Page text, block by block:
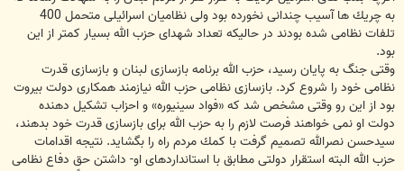
به چریك ها آسیب چندانی نخورده بود ولی نظامیان اسرائیلی متحمل 400
تلفات نظامی شده بودند در حالیكه تعداد شهدای حزب الله بسیار كمتر از این
بود.
وقتی جنگ به پایان رسید، حزب الله برنامه بازسازی لبنان و بازسازی قدرت
نظامی خود را شروع كرد. بازسازی نظامی حزب الله نیازمند همكاری دولت بیروت
بود از این رو وقتی مشخص شد كه «فواد سینیوره» و احزاب تشكیل دهنده
دولت او نمی خواهند فرصت لازم را به حزب الله برای بازسازی قدرت خود بدهند،
سیدحسن نصرالله تصمیم گرفت با كمك مردم راه را بگشاید. نتیجه اقدامات
حزب الله البته استقرار دولتی مطابق با استانداردهای او- داشتن حق دفاع نظامی